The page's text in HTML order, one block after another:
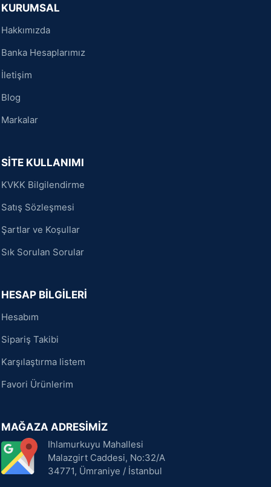
KURUMSAL
Hakkımızda
Banka Hesaplarımız
İletişim
Blog
Markalar
SİTE KULLANIMI
KVKK Bilgilendirme
Satış Sözleşmesi
Şartlar ve Koşullar
Sık Sorulan Sorular
HESAP BİLGİLERİ
Hesabım
Sipariş Takibi
Karşılaştırma listem
Favori Ürünlerim
MAĞAZA ADRESİMİZ
Ihlamurkuyu Mahallesi
Malazgirt Caddesi, No:32/A
34771, Ümraniye / İstanbul